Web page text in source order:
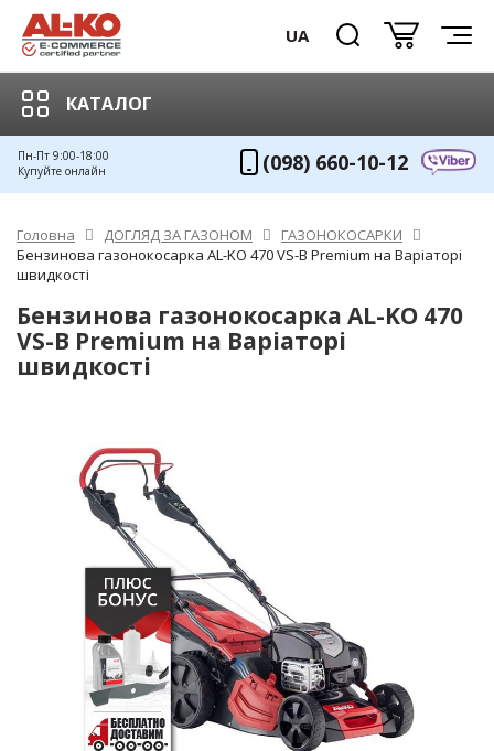
UA
КАТАЛОГ
Пн-Пт 9:00-18:00
Купуйте онлайн
(098) 660-10-12
Головна ДОГЛЯД ЗА ГАЗОНОМ
ГАЗОНОКОСАРКИ
Бензинова газонокосарка AL-KO 470 VS-B Premium на Варіаторі
швидкості
Бензинова газонокосарка AL-KO 470
VS-B Premium на Варіаторі
швидкості